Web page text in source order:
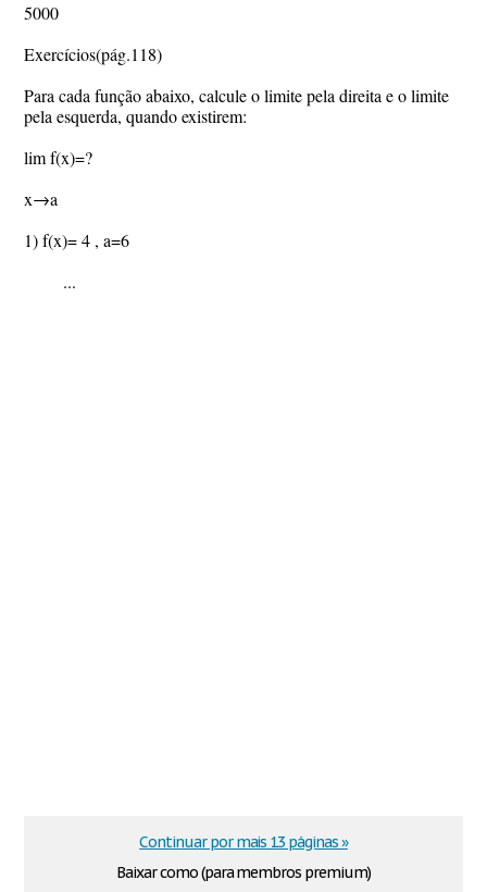
5000
Exercícios(pág.118)
Para cada função abaixo, calcule o limite pela direita e o limite
pela esquerda, quando existirem:
lim f(x)=?
x→a
1) f(x)= 4 , a=6
...
Baixar como (para membros premium)
Continuar por mais 13 páginas »